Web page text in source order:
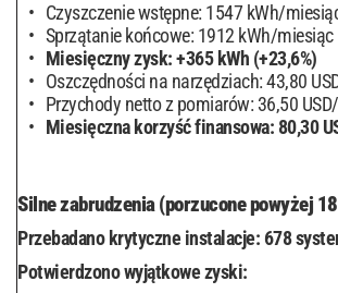
Czyszczenie wstępne: 1547 kWh/
Sprzątanie końcowe: 1912 kWh/miesiąc
Miesięczny zysk: +365 kWh (+23,6%)
Oszczędności na narzędziach: 43,80
Przychody netto z pomiarów: 36,50
Miesięczna korzyść finansowa: 80,30
Silne zabrudzenia (porzucone powyżej
Przebadano krytyczne instalacje: 678
Potwierdzono wyjątkowe zyski: